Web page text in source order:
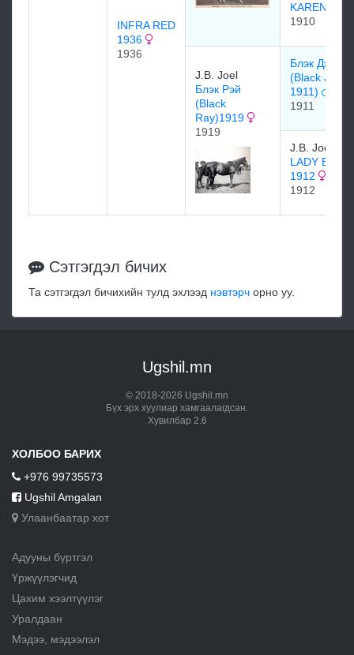
INFRA RED
1936
1936
KARENZA
1910
J.B. Joel
Блэк Рэй
(Black
Ray)1919
1919
Блэк
(Black Jester
1911)
1911
J.B. Joel
LADY
1912
1912
Сэтгэгдэл бичих
Та сэтгэгдэл бичихийн тулд эхлээд нэвтэрч орно уу.
Ugshil.mn
© 2018-2026 Ugshil.mn
Бүх эрх хуулиар хамгаалагдсан.
Хувилбар 2.6
ХОЛБОО БАРИХ
+976 99735573
Ugshil Amgalan
Улаанбаатар хот
Адууны бүртгэл
Үржүүлэгчид
Цахим хээлтүүлэг
Уралдаан
Мэдээ, мэдээлэл